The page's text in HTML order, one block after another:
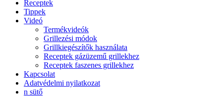
Receptek
Tippek
Videó
Termékvideók
Grillezési módok
Grillkiegészítők használata
Receptek gázüzemű grillekhez
Receptek faszenes grillekhez
Kapcsolat
Adatvédelmi nyilatkozat
n sütő